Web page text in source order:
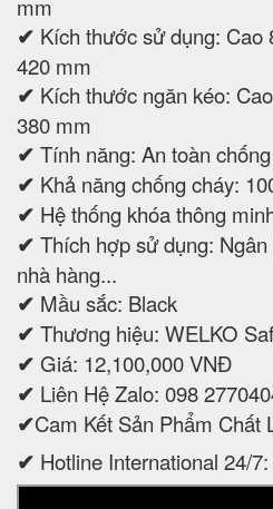
mm
✔ Kích thước sử dụng: Cao
420 mm
✔ Kích thước ngăn kéo:
380 mm
✔ Tính năng: An toàn
✔ Khả năng chống cháy:
✔ Hệ thống khóa thông
✔ Thích hợp sử dụng:
nhà hàng...
✔ Mầu sắc: Black
✔ Thương hiệu: WELKO
✔ Giá: 12,100,000 VNĐ
✔ Liên Hệ Zalo: 098
✔Cam Kết Sản Phẩm Chất
✔ Hotline International 24/